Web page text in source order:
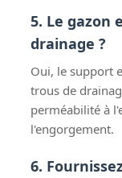
5. Le gazon
drainage ?
Oui, le support
trous de
perméabilité à
l'engorgement.
6.